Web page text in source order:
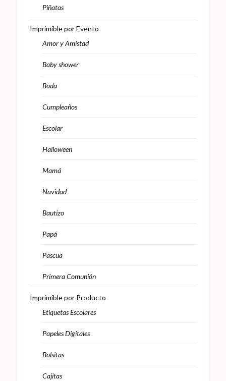
Piñatas
Imprimible por Evento
Amor y Amistad
Baby shower
Boda
Cumpleaños
Escolar
Halloween
Mamá
Navidad
Bautizo
Papá
Pascua
Primera Comunión
Imprimible por Producto
Etiquetas Escolares
Papeles Digitales
Bolsitas
Cajitas